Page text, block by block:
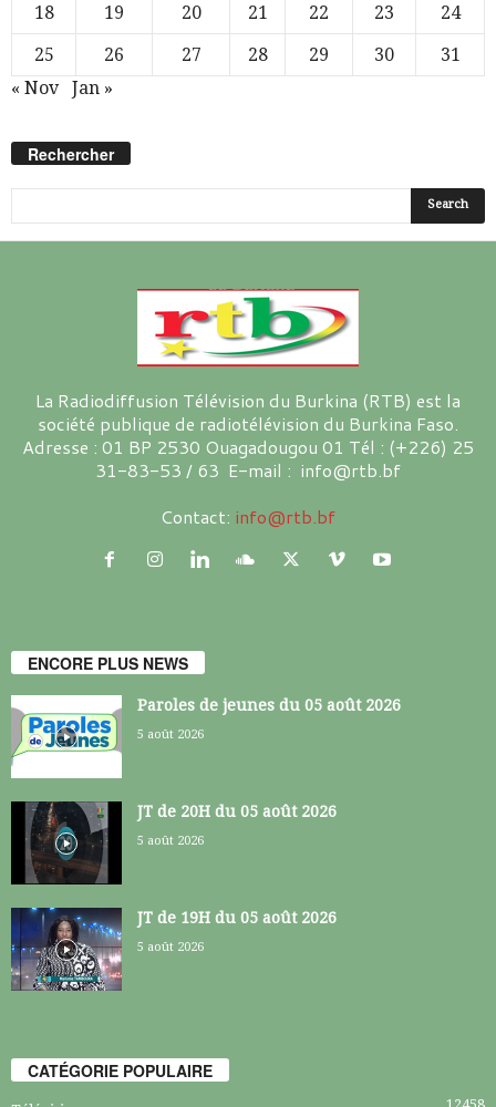
18
19 20 21 22 23
24
25
26 27 28 29 30
31
« Nov
Jan »
Rechercher
La Radiodiffusion Télévision du Burkina (RTB) est la
société publique de radiotélévision du Burkina Faso.
Adresse : 01 BP 2530 Ouagadougou 01 Tél : (+226) 25
31-83-53 / 63 E-mail : info@rtb.bf
Contact: info@rtb.bf
ENCORE PLUS NEWS
Paroles de jeunes du 05 août 2026
5 août 2026
JT de 20H du 05 août 2026
5 août 2026
JT de 19H du 05 août 2026
5 août 2026
CATÉGORIE POPULAIRE